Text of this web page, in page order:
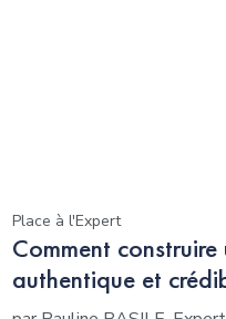
Place à l'Expert
Comment
authentique et